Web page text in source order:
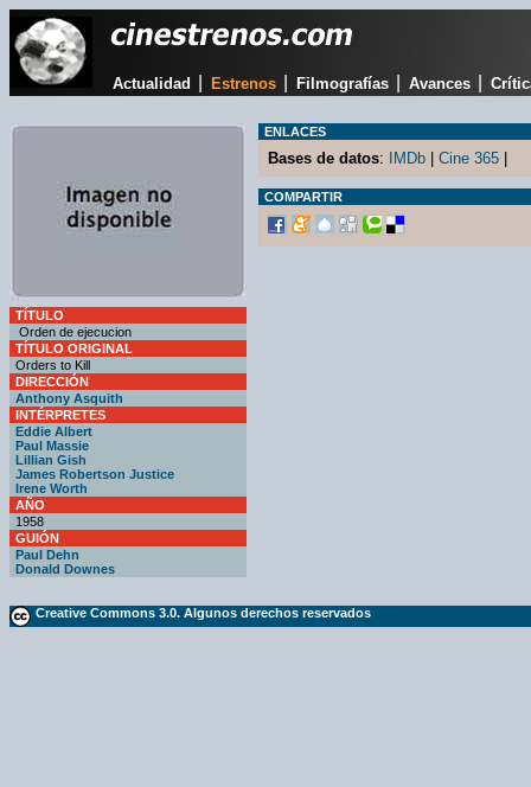
Actualidad Estrenos Filmografías Avances
TÍTULO
Orden de ejecucion
TÍTULO ORIGINAL
Orders to Kill
DIRECCIÓN
Anthony Asquith
INTÉRPRETES
Eddie Albert
Paul Massie
Lillian Gish
James Robertson Justice
Irene Worth
AÑO
1958
GUIÓN
Paul Dehn
Donald Downes
ENLACES
Bases de datos: IMDb Cine 365
COMPARTIR
Creative Commons 3.0. Algunos derechos reservados